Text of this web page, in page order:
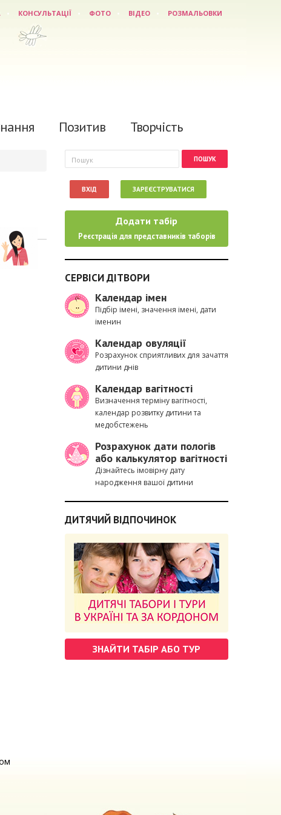
КОНСУЛЬТАЦІЇ ФОТО ВІДЕО РОЗМАЛЬОВКИ
Позитив Творчість
Пошукова форма
Пошук
ВХІД ЗАРЕЄСТРУВАТИСЯ
Додати табір
Реєстрація для представників таборів
СЕРВІСИ ДІТВОРИ
Календар імен
Підбір імені, значення імені, дати
іменин
Календар овуляції
Розрахунок сприятливих для зачаття
дитини днів
Календар вагітності
Визначення терміну вагітності,
календар розвитку дитини та
медобстежень
Розрахунок дати пологів
або калькулятор вагітності
Дізнайтесь імовірну дату
народження вашої дитини
ДИТЯЧИЙ ВІДПОЧИНОК
ЗНАЙТИ ТАБІР АБО ТУР